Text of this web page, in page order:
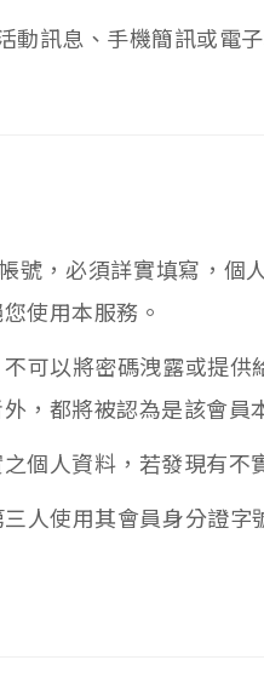
動訊息、手機簡訊或電
號，必須詳實填寫，個
使用本服務。
可以將密碼洩露或提
，都將被認為是該會員
個人資料，若發現有
人使用其會員身分證